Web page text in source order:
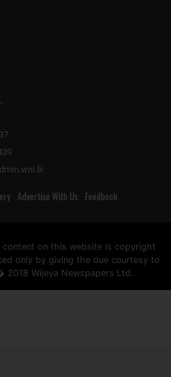
Advertise With Us Feedback
on this website is copyright
only by giving the due courtesy to
2018 Wijeya Newspapers Ltd.